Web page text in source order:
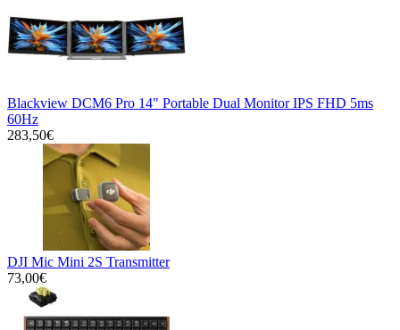
Blackview DCM6 Pro 14" Portable Dual Monitor IPS FHD 5ms
60Hz
283,50€
DJI Mic Mini 2S Transmitter
73,00€